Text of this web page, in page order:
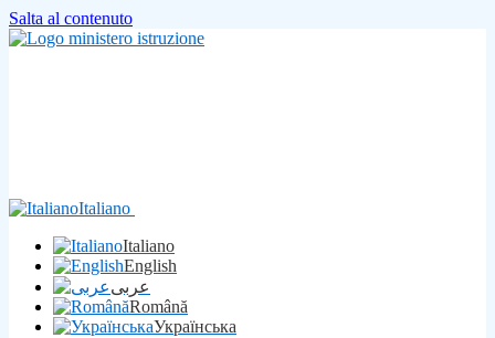
Salta al contenuto
Italiano
Italiano
English
عربى
Română
Українська